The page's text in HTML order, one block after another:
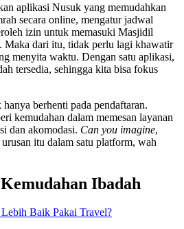
aplikasi Nusuk yang memudahkan
secara online, mengatur jadwal
izin untuk memasuki Masjidil
Maka dari itu, tidak perlu lagi khawatir
menyita waktu. Dengan satu aplikasi,
tersedia, sehingga kita bisa fokus
berhenti pada pendaftaran.
kemudahan dalam memesan layanan
dan akomodasi. Can you imagine,
itu dalam satu platform, wah
Ibadah
Baik Pakai Travel?